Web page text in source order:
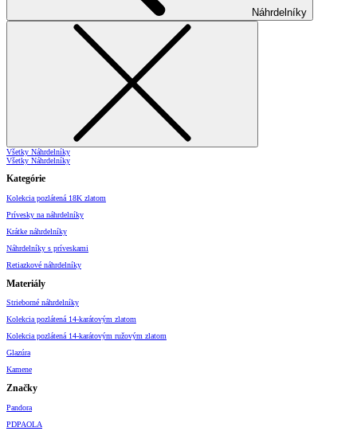
Náhrdelníky
Všetky Náhrdelníky
Všetky Náhrdelníky
Kategórie
Kolekcia pozlátená 18K zlatom
Prívesky na náhrdelníky
Krátke náhrdelníky
Náhrdelníky s príveskami
Retiazkové náhrdelníky
Materiály
Strieborné náhrdelníky
Kolekcia pozlátená 14-karátovým zlatom
Kolekcia pozlátená 14-karátovým ružovým zlatom
Glazúra
Kamene
Značky
Pandora
PDPAOLA